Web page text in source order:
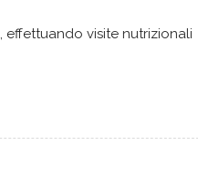
, effettuando visite nutrizionali